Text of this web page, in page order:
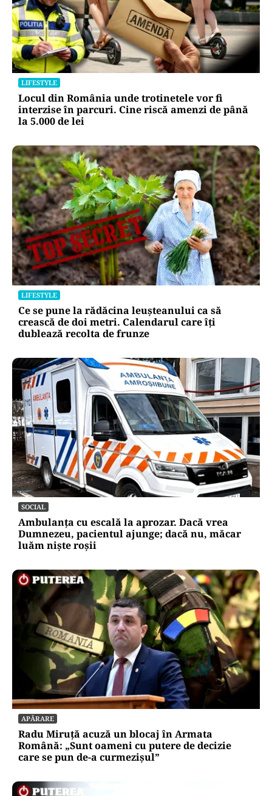
LIFESTYLE
Unde trebuie pus muștarul în frigider după ce l-
ai deschis. Greșeala pe care mulți nu o știau
LIFESTYLE
Locul din România unde trotinetele vor fi
interzise în parcuri. Cine riscă amenzi de până
la 5.000 de lei
LIFESTYLE
Ce se pune la rădăcina leușteanului ca să
crească de doi metri. Calendarul care îți
dublează recolta de frunze
SOCIAL
Ambulanța cu escală la aprozar. Dacă vrea
Dumnezeu, pacientul ajunge; dacă nu, măcar
luăm niște roșii